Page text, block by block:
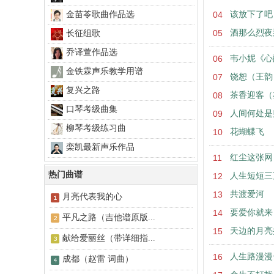
04 该放下了吧
05 酒那么烈
06 韦小妮《
07 饶恕（王
08 茶香迎客
09 人间何处
10 花蝴蝶飞
11 红尘这张网
12 人生短短
13 共渡爱河
14 要爱你就来
15 天边的月
16 人生路漫
金苗苓歌曲作品选
长征组歌
乔译萱作品选
金铁霖声乐教学用谱
复兴之路
口琴考级曲集
柳琴考级练习曲
栾凯最新声乐作品
热门曲谱
月亮代表我的心
平凡之路（吉他谱原版...
献给爱丽丝（带详细指...
成都（赵雷 词曲）